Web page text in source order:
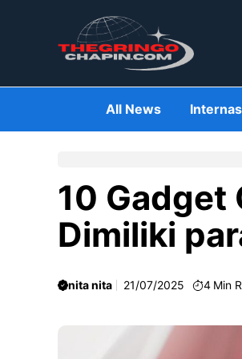
All News
10 Gadget
Dimiliki
nita nita 21/07/2025 4 Min